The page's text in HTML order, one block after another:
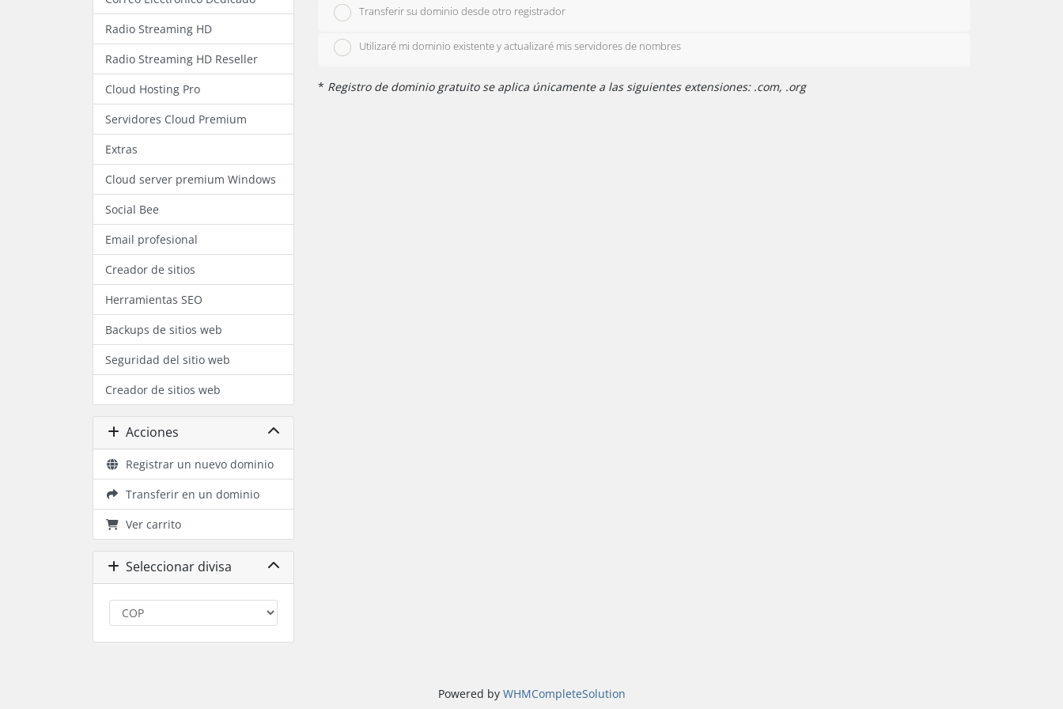
Radio Streaming HD
Radio Streaming HD Reseller
Cloud Hosting Pro
Servidores Cloud Premium
Extras
Cloud server premium Windows
Social Bee
Email profesional
Creador de sitios
Herramientas SEO
Backups de sitios web
Seguridad del sitio web
Creador de sitios web
Acciones
Registrar un nuevo dominio
Transferir en un dominio
Ver carrito
Seleccionar divisa
Transferir su dominio desde otro registrador
Utilizaré mi dominio existente y actualizaré mis servidores de nombres
* Registro de dominio gratuito se aplica únicamente a las siguientes extensiones: .com, .org
Powered by WHMCompleteSolution